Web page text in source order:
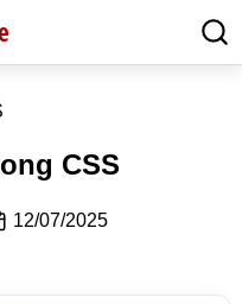
CSS
12/07/2025